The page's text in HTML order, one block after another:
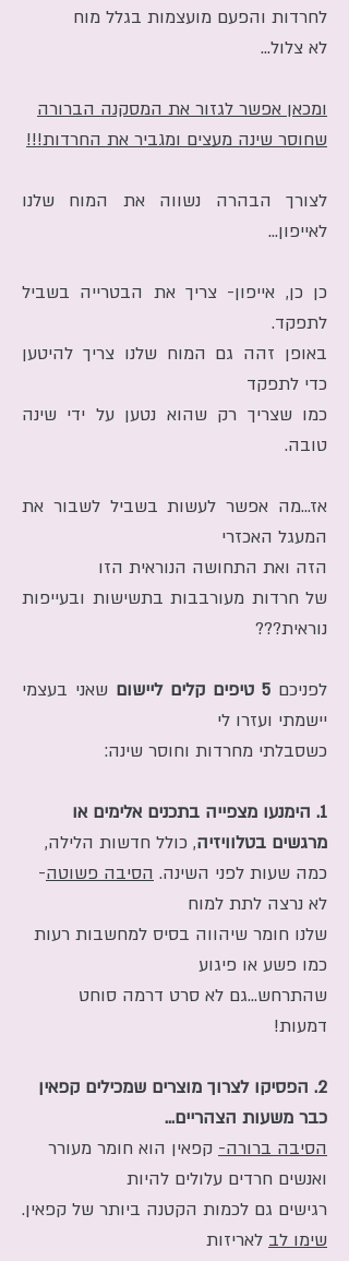
לחרדות והפעם מועצמות בגלל מוח
לא צלול...
ומכאן אפשר לגזור את המסקנה הברורה
שחוסר שינה מעצים ומגביר את החרדות!!!
לצורך הבהרה נשווה את המוח שלנו
לאייפון...
כן כן, אייפון- צריך את הבטרייה בשביל
לתפקד.
באופן זהה גם המוח שלנו צריך להיטען
כדי לתפקד
כמו שצריך רק שהוא נטען על ידי שינה
טובה.
אז...מה אפשר לעשות בשביל לשבור את
המעגל האכזרי
הזה ואת התחושה הנוראית הזו
של חרדות מעורבבות בתשישות ובעייפות
נוראית???
לפניכם 5 טיפים קלים ליישום
שאני בעצמי
יישמתי ועזרו לי
כשסבלתי מחרדות וחוסר שינה:
1. הימנעו מצפייה בתכנים אלימים או
מרגשים בטלוויזיה, כולל חדשות הלילה,
כמה שעות לפני השינה. הסיבה פשוטה-
לא נרצה לתת למוח
שלנו חומר שיהווה בסיס למחשבות רעות
כמו פשע או פיגוע
שהתרחש...גם לא סרט דרמה סוחט
דמעות!
2. הפסיקו לצרוך מוצרים שמכילים קפאין
כבר משעות הצהריים...
הסיבה ברורה- קפאין הוא חומר מעורר
ואנשים חרדים עלולים להיות
רגישים גם לכמות הקטנה ביותר של קפאין.
שימו לב לאריזות